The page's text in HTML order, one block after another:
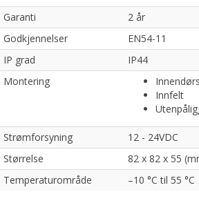
Garanti
2 år
Godkjennelser
EN54-11
IP grad
IP44
Montering
Innendørs
Innfelt
Strømforsyning
12 - 24VDC
Størrelse
82 x 82 x 55
Temperaturområde
–10 °C til 55 °C